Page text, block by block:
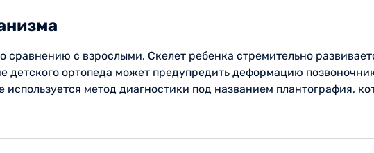
сравнению с взрослыми. Скелет ребенка стремительно
ортопеда может предупредить деформацию
метод диагностики под названием плантография,